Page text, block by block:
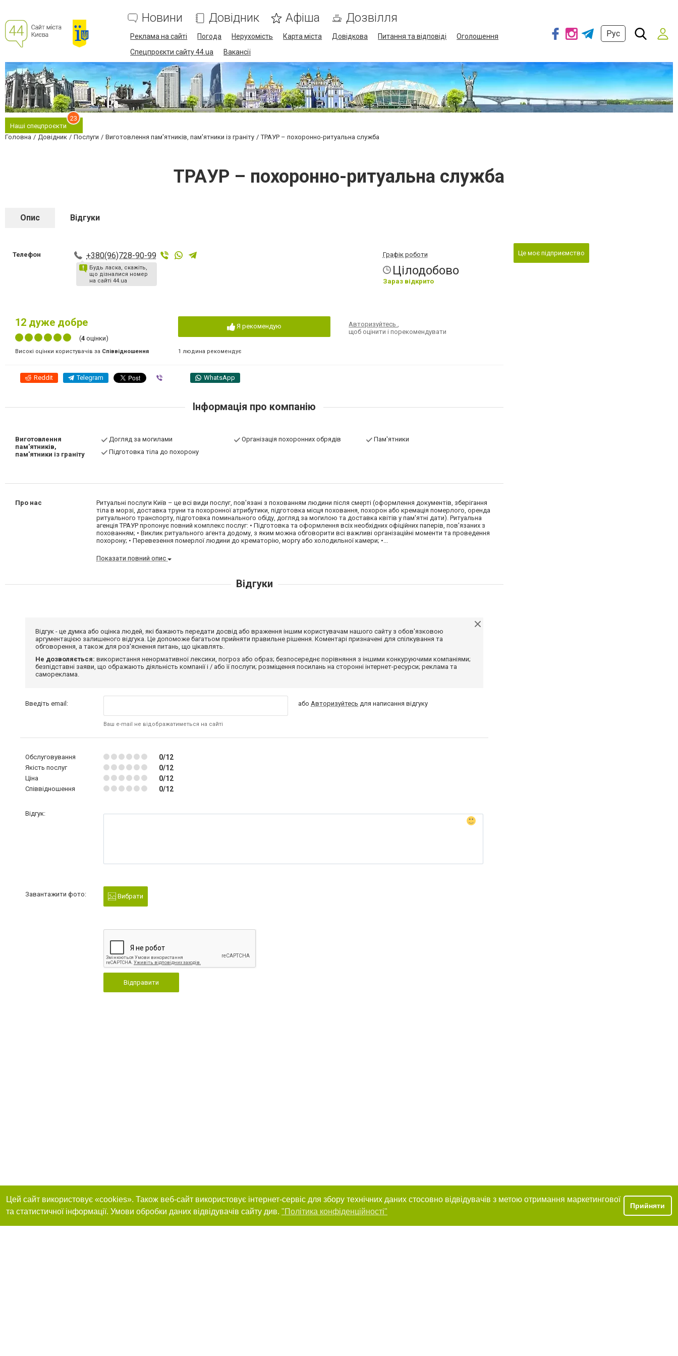
Новини Довідник Афіша Дозвілля
Реклама на сайті Погода Нерухомість Карта міста Довідкова Питання та відповіді
Оголошення
Спецпроєкти сайту 44.ua
Вакансії
Рус
Наші спецпроєкти
23
Головна Довідник Послуги Виготовлення пам'ятників, пам'ятники із граніту ТРАУР – похоронно-ритуальна служба
ТРАУР – похоронно-ритуальна служба
Опис Відгуки
Телефон +380(96)728-90-99
Будь ласка, скажіть,
що дізналися номер
на сайті 44.ua
Графік роботи
Цілодобово
Зараз відкрито
12 дуже добре
(4 оцінки)
Високі оцінки користувачів за Співвідношення
Я рекомендую
1 людина рекомендує
Авторизуйтесь,
щоб оцінити і порекомендувати
Reddit Telegram WhatsApp
Інформація про компанію
Виготовлення
пам'ятників,
пам'ятники із граніту
Догляд за могилами Організація похоронних обрядів
Пам'ятники
Підготовка тіла до похорону
Про нас
Ритуальні послуги Київ – це всі види послуг, пов'язані з похованням людини після смерті (оформлення документів, зберігання
тіла в морзі, доставка труни та похоронної атрибутики, підготовка місця поховання, похорон або кремація померлого, оренда
ритуального транспорту, підготовка поминального обіду, догляд за могилою та доставка квітів у пам'ятні дати). Ритуальна
агенція ТРАУР пропонує повний комплекс послуг: • Підготовка та оформлення всіх необхідних офіційних паперів, пов'язаних з
похованням; • Виклик ритуального агента додому, з яким можна обговорити всі важливі організаційні моменти та проведення
похорону; • Перевезення померлої людини до крематорію, моргу або холодильної камери; •...
Показати повний опис
Це моє підприємство
Відгуки
Відгук - це думка або оцінка людей, які бажають передати досвід або враження іншим користувачам нашого сайту з обов'язковою
аргументацією залишеного відгука. Це допоможе багатьом прийняти правильне рішення. Коментарі призначені для спілкування та
обговорення, а також для роз'яснення питань, що цікавлять.
Не дозволяється: використання ненормативної лексики, погроз або образ; безпосереднє порівняння з іншими конкуруючими компаніями;
безпідставні заяви, що ображають діяльність компанії і / або її послуги; розміщення посилань на сторонні інтернет-ресурси; реклама та
самореклама.
Введіть email:
Ваш e-mail не відображатиметься на сайті
або Авторизуйтесь для написання відгуку
Обслуговування 0/12
Якість послуг 0/12
Ціна 0/12
Співвідношення 0/12
Відгук:
Завантажити фото: Вибрати
Відправити
Цей сайт використовує «cookies». Також веб-сайт використовує інтернет-сервіс для збору технічних даних стосовно відвідувачів з метою отримання маркетингової
та статистичної інформації. Умови обробки даних відвідувачів сайту див. "Політика конфіденційності"
Прийняти